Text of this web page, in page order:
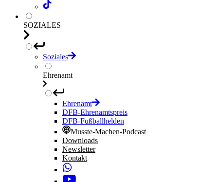
SOZIALES
Soziales
Ehrenamt
Ehrenamt
DFB-Ehrenamtspreis
DFB-Fußballhelden
Musste-Machen-Podcast
Downloads
Newsletter
Kontakt